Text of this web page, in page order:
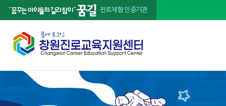
진로체험 인증기관